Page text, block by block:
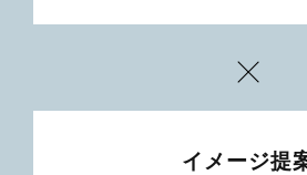
イメージ提